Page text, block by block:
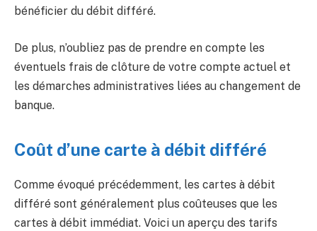
bénéficier du débit différé.
De plus, n’oubliez pas de prendre en compte les
éventuels frais de clôture de votre compte actuel et
les démarches administratives liées au changement de
banque.
Coût d’une carte à débit différé
Comme évoqué précédemment, les cartes à débit
différé sont généralement plus coûteuses que les
cartes à débit immédiat. Voici un aperçu des tarifs